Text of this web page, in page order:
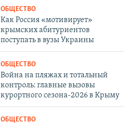
ОБЩЕСТВО
Как Россия «мотивирует»
крымских абитуриентов
поступать в вузы Украины
ОБЩЕСТВО
Война на пляжах и тотальный
контроль: главные вызовы
курортного сезона-2026 в Крыму
ОБЩЕСТВО